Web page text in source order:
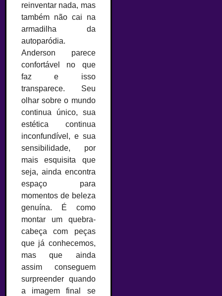
reinventar nada, mas
também não cai na
armadilha da
autoparódia.
Anderson parece
confortável no que
faz e isso
transparece. Seu
olhar sobre o mundo
continua único, sua
estética continua
inconfundível, e sua
sensibilidade, por
mais esquisita que
seja, ainda encontra
espaço para
momentos de beleza
genuína. É como
montar um quebra-
cabeça com peças
que já conhecemos,
mas que ainda
assim conseguem
surpreender quando
a imagem final se